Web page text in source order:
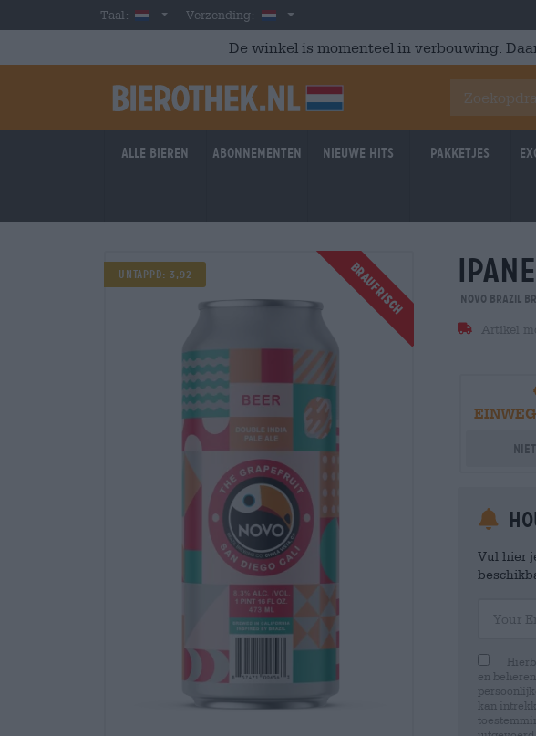
Skip to main content
Taal: DutchVerzending: Nederland
De winkel is momenteel in verbouwing.
Alle bieren Abonnementen Nieuwe hits Pakketjes
Braufrisch
Untappd: 3,92 Untappd: 3,92
Novo Brazil
Artikel
EINWEG
Vul hier
en
kan